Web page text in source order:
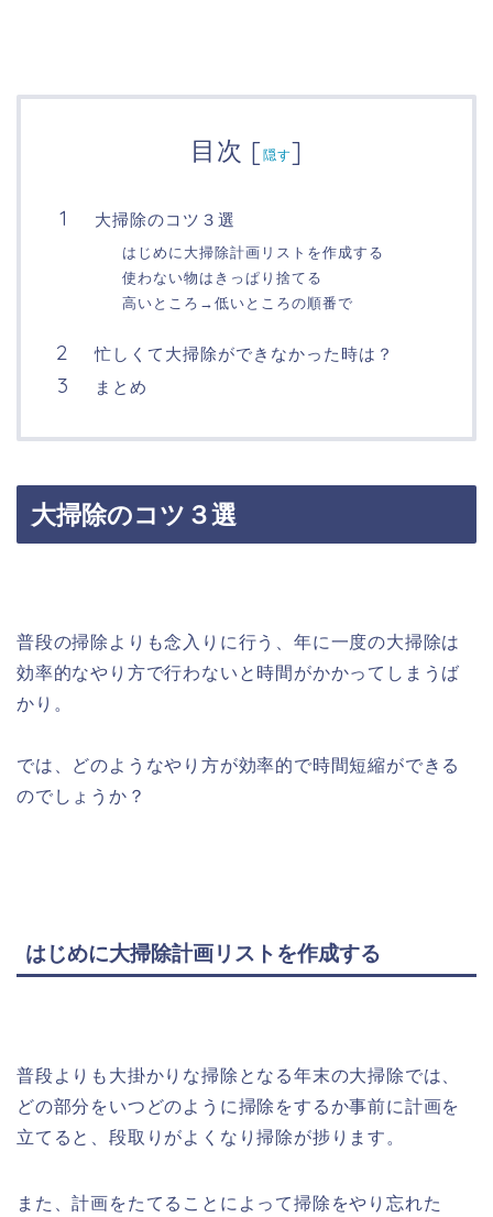
目次 [隠す]
大掃除のコツ３選
はじめに大掃除計画リストを作成する
使わない物はきっぱり捨てる
高いところ→低いところの順番で
忙しくて大掃除ができなかった時は？
まとめ
大掃除のコツ３選
普段の掃除よりも念入りに行う、年に一度の大掃除は
効率的なやり方で行わないと時間がかかってしまうば
かり。
では、どのようなやり方が効率的で時間短縮ができる
のでしょうか？
はじめに大掃除計画リストを作成する
普段よりも大掛かりな掃除となる年末の大掃除では、
どの部分をいつどのように掃除をするか事前に計画を
立てると、段取りがよくなり掃除が捗ります。
また、計画をたてることによって掃除をやり忘れた